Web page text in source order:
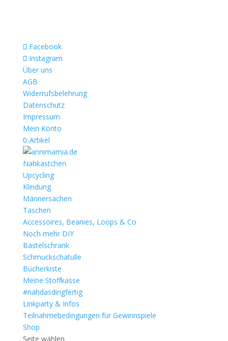
Facebook
Instagram
Über uns
AGB
Widerrufsbelehrung
Datenschutz
Impressum
Mein Konto
0-Artikel
Nähkästchen
Upcycling
Kleidung
Männersachen
Taschen
Accessoires, Beanies, Loops & Co
Noch mehr DIY
Bastelschrank
Schmuckschatulle
Bücherkiste
Meine Stoffkasse
#nähdasdingfertig
Linkparty & Infos
Teilnahmebedingungen für Gewinnspiele
Shop
Seite wählen